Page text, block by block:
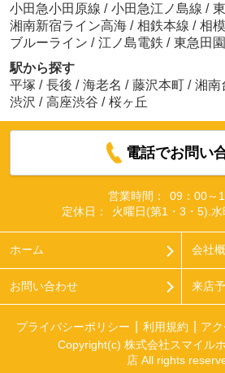
小田急小田原線 / 小田急江ノ島線 /
湘南新宿ライン高海 / 相鉄本線 / 相
ブルーライン / 江ノ島電鉄 / 東急田
駅から探す
平塚 / 長後 / 海老名 / 藤沢本町 / 湘南
渋沢 / 高座渋谷 / 桜ヶ丘
電話でお問い
営業時間：
09：00～
定休日：
火曜日(第1・3・5).
ホーム 会社
お問い合わせ 来店
プライバシーポリシー 利用規約 ア
Copyright(c) 株式会社スマイル
店 All rights